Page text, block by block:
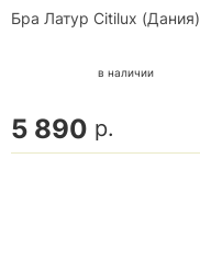
Бра Латур Citilux (Дания)
в наличии
5 890 р.